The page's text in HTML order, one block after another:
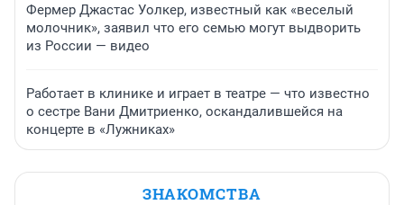
Фермер Джастас Уолкер, известный как «веселый
молочник», заявил что его семью могут выдворить
из России — видео
Работает в клинике и играет в театре — что известно
о сестре Вани Дмитриенко, оскандалившейся на
концерте в «Лужниках»
ЗНАКОМСТВА